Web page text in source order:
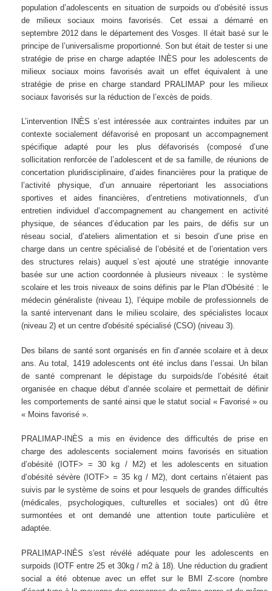
population d’adolescents en situation de surpoids ou d’obésité issus
de milieux sociaux moins favorisés. Cet essai a démarré en
septembre 2012 dans le département des Vosges. Il était basé sur le
principe de l’universalisme proportionné. Son but était de tester si une
stratégie de prise en charge adaptée INÈS pour les adolescents de
milieux sociaux moins favorisés avait un effet équivalent à une
stratégie de prise en charge standard PRALIMAP pour les milieux
sociaux favorisés sur la réduction de l’excès de poids.
L’intervention INÈS s’est intéressée aux contraintes induites par un
contexte socialement défavorisé en proposant un accompagnement
spécifique adapté pour les plus défavorisés (composé d’une
sollicitation renforcée de l’adolescent et de sa famille, de réunions de
concertation pluridisciplinaire, d’aides financières pour la pratique de
l’activité physique, d’un annuaire répertoriant les associations
sportives et aides financières, d’entretiens motivationnels, d’un
entretien individuel d’accompagnement au changement en activité
physique, de séances d’éducation par les pairs, de défis sur un
réseau social, d’ateliers alimentation et si besoin d’une prise en
charge dans un centre spécialisé de l’obésité et de l’orientation vers
des structures relais) auquel s’est ajouté une stratégie innovante
basée sur une action coordonnée à plusieurs niveaux : le système
scolaire et les trois niveaux de soins définis par le Plan d'Obésité : le
médecin généraliste (niveau 1), l’équipe mobile de professionnels de
la santé intervenant dans le milieu scolaire, des spécialistes locaux
(niveau 2) et un centre d'obésité spécialisé (CSO) (niveau 3).
Des bilans de santé sont organisés en fin d’année scolaire et à deux
ans. Au total, 1419 adolescents ont été inclus dans l’essai. Un bilan
de santé comprenant le dépistage du surpoids/de l’obésité était
organisée en chaque début d’année scolaire et permettait de définir
les comportements de santé ainsi que le statut social « Favorisé » ou
« Moins favorisé ».
PRALIMAP-INÈS a mis en évidence des difficultés de prise en
charge des adolescents socialement moins favorisés en situation
d’obésité (IOTF> = 30 kg / M2) et les adolescents en situation
d’obésité sévère (IOTF> = 35 kg / M2), dont certains n’étaient pas
suivis par le système de soins et pour lesquels de grandes difficultés
(médicales, psychologiques, culturelles et sociales) ont dû être
surmontées et ont demandé une attention toute particulière et
adaptée.
PRALIMAP-INÈS s'est révélé adéquate pour les adolescents en
surpoids (IOTF entre 25 et 30kg / m2 à 18). Une réduction du gradient
social a été obtenue avec un effet sur le BMI Z-score (nombre